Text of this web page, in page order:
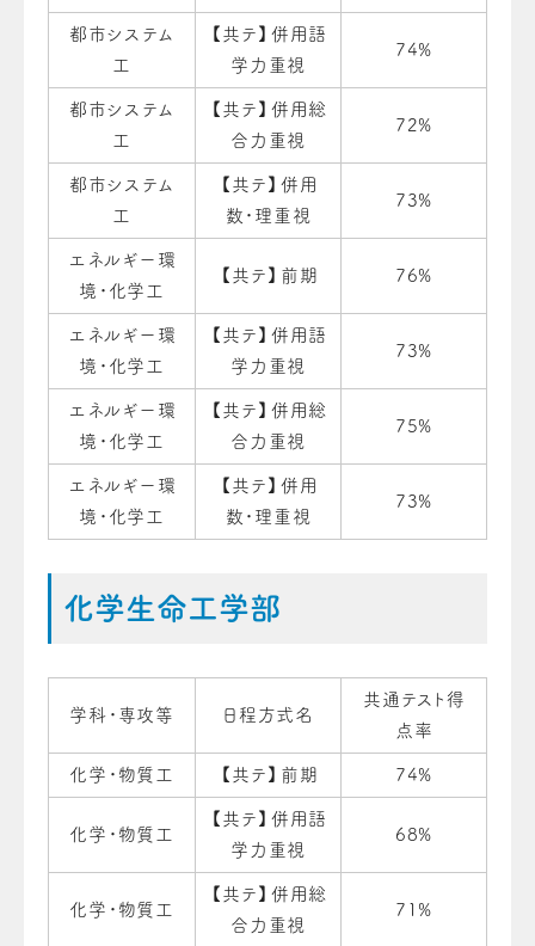
都市システム
工
【共テ】併用語
学力重視
74%
都市システム
工
【共テ】併用総
合力重視
72%
都市システム
工
【共テ】併用
数・理重視
73%
エネルギー環
境・化学工
【共テ】前期 76%
エネルギー環
境・化学工
【共テ】併用語
学力重視
73%
エネルギー環
境・化学工
【共テ】併用総
合力重視
75%
エネルギー環
境・化学工
【共テ】併用
数・理重視
73%
化学生命工学部
学科・専攻等 日程方式名
共通テスト得
点率
化学・物質工 【共テ】前期 74%
化学・物質工
【共テ】併用語
学力重視
68%
化学・物質工
【共テ】併用総
合力重視
71%